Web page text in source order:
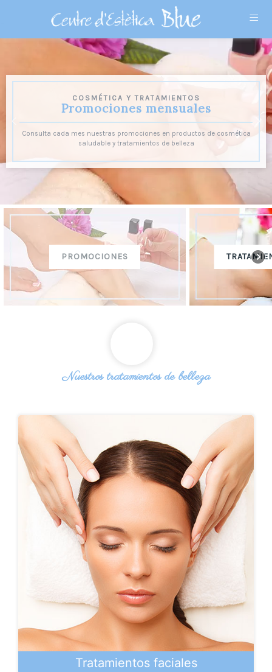
COSMÉTICA Y TRATAMIENTOS
Promociones mensuales
Consulta cada mes nuestras promociones en productos de cosmética
saludable y tratamientos de belleza
SALUD Y BELLEZA
Tratamientos faciales
Consulta todos nuestros tratamientos faciales, disponemos de una
gran variedad según tus preferencias o necesidades
TRATAMIENTOS FACIALES
Nuestros tratamientos de belleza
Tratamientos faciales
≡